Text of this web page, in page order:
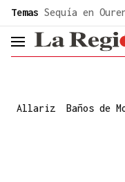
common.go-to-content
Temas Sequía en
header.menu.open
Allariz Baños de